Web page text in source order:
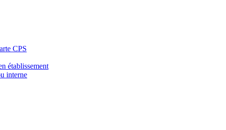
CPS
établissement
interne